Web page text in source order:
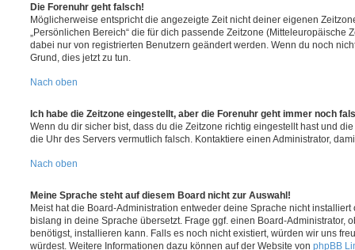
Die Forenuhr geht falsch!
Möglicherweise entspricht die angezeigte Zeit nicht deiner eigenen
„Persönlichen Bereich“ die für dich passende Zeitzone (Mitteleuropäische
dabei nur von registrierten Benutzern geändert werden. Wenn du noch
Grund, dies jetzt zu tun.
Nach oben
Ich habe die Zeitzone eingestellt, aber die Forenuhr geht immer noch
Wenn du dir sicher bist, dass du die Zeitzone richtig eingestellt hast und
die Uhr des Servers vermutlich falsch. Kontaktiere einen Administrator,
Nach oben
Meine Sprache steht auf diesem Board nicht zur Auswahl!
Meist hat die Board-Administration entweder deine Sprache nicht
bislang in deine Sprache übersetzt. Frage ggf. einen Board-Administrator,
benötigst, installieren kann. Falls es noch nicht existiert, würden wir uns
würdest. Weitere Informationen dazu können auf der Website von phpBB